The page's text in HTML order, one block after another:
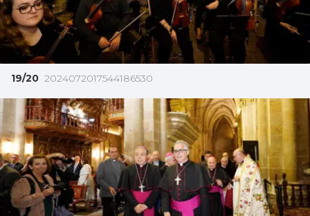
19/20 2024072017544186530